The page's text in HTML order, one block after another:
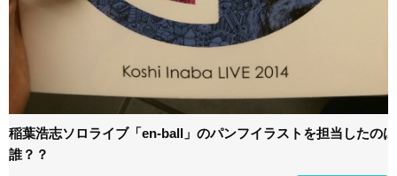
稲葉浩志ソロライブ「en-ball」のパンフイラストを担当したのは
誰？？